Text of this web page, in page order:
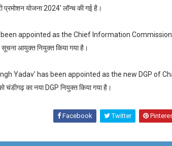
प्रमोशन योजना 2024′ लॉन्च की गई है।
appointed as the Chief Information
सूचना आयुक्त नियुक्त किया गया है।
Yadav' has been appointed as the new DGP of
चंडीगढ़ का नया DGP नियुक्त किया गया है।
Facebook Twitter